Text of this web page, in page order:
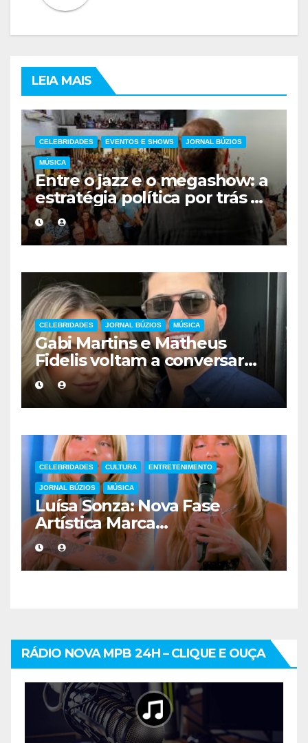
LEIA MAIS
CELEBRIDADES EVENTOS E SHOWS JORNAL BÚZIOS
MÚSICA
Entre o jazz e o megashow: a
estratégia política por trás da
agenda de Eduardo Paes no
interior do Rio
CELEBRIDADES JORNAL BÚZIOS MÚSICA
Gabi Martins e Matheus
Fidelis voltam a conversar
sobre possível reconciliação
CELEBRIDADES CULTURA ENTRETENIMENTO
JORNAL BÚZIOS MÚSICA
Luísa Sonza: Nova Fase
Artística Marca
Distanciamento do Pop e
Redefinição de Identidade
Musical
RÁDIO NOVA MPB 24H – CLIQUE E OUÇA